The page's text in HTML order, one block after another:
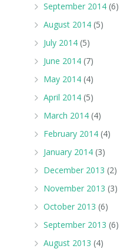
September 2014(6)
August 2014(5)
July 2014(5)
June 2014(7)
May 2014(4)
April 2014(5)
March 2014(4)
February 2014(4)
January 2014(3)
December 2013 (2)
November 2013 (3)
October 2013 (6)
September 2013 (6)
August 2013 (4)